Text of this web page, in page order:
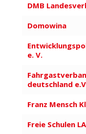
DMB
Domowina
e. V.
deutschland
Franz Mensch
Freie Schulen